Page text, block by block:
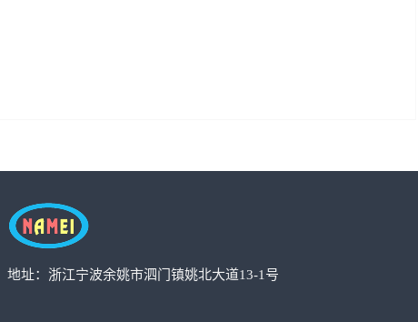
地址：浙江宁波余姚市泗门镇姚北大道13-1号